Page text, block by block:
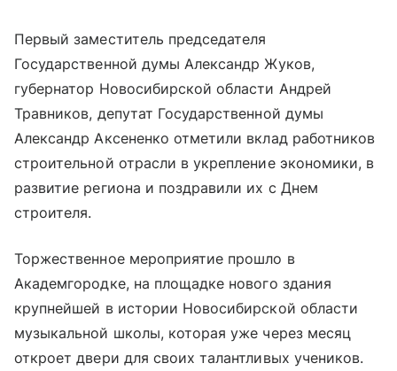
Первый заместитель председателя
Государственной думы Александр Жуков,
губернатор Новосибирской области Андрей
Травников, депутат Государственной думы
Александр Аксененко отметили вклад работников
строительной отрасли в укрепление экономики, в
развитие региона и поздравили их с Днем
строителя.
Торжественное мероприятие прошло в
Академгородке, на площадке нового здания
крупнейшей в истории Новосибирской области
музыкальной школы, которая уже через месяц
откроет двери для своих талантливых учеников.